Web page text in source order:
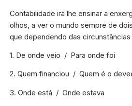
Contabilidade irá lhe ensinar a
olhos, a ver o mundo sempre de
que dependendo das
1. De onde veio / Para onde foi
2. Quem financiou / Quem é o
3. Onde está / Onde estava